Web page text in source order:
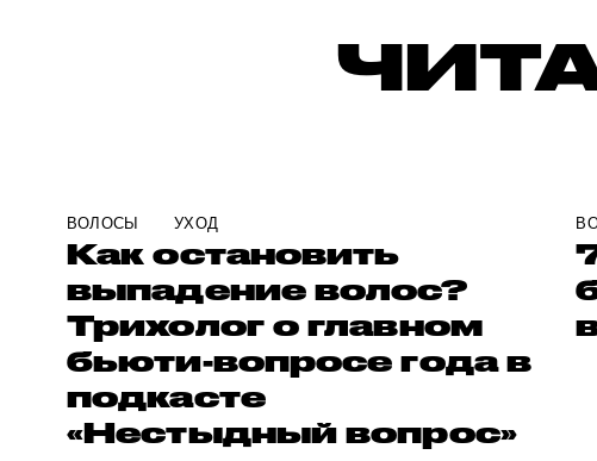
ВОЛОСЫ УХОД
Как остановить
выпадение волос?
Трихолог о главном
бьюти-вопросе года в
подкасте
«Нестыдный вопрос»